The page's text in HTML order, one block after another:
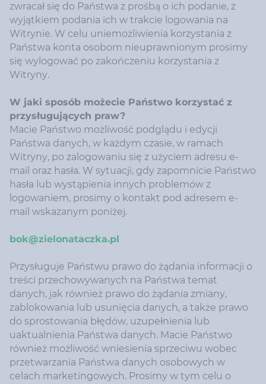
zwracał się do Państwa z prośbą o ich podanie, z
wyjątkiem podania ich w trakcie logowania na
Witrynie. W celu uniemożliwienia korzystania z
Państwa konta osobom nieuprawnionym prosimy
się wylogować po zakończeniu korzystania z
Witryny.
W jaki sposób możecie Państwo korzystać z
przysługujących praw?
Macie Państwo możliwość podglądu i edycji
Państwa danych, w każdym czasie, w ramach
Witryny, po zalogowaniu się z użyciem adresu e-
mail oraz hasła. W sytuacji, gdy zapomnicie Państwo
hasła lub wystąpienia innych problemów z
logowaniem, prosimy o kontakt pod adresem e-
mail wskazanym poniżej.
bok@zielonataczka.pl
Przysługuje Państwu prawo do żądania informacji o
treści przechowywanych na Państwa temat
danych, jak również prawo do żądania zmiany,
zablokowania lub usunięcia danych, a także prawo
do sprostowania błędów, uzupełnienia lub
uaktualnienia Państwa danych. Macie Państwo
również możliwość wniesienia sprzeciwu wobec
przetwarzania Państwa danych osobowych w
celach marketingowych. Prosimy w tym celu o